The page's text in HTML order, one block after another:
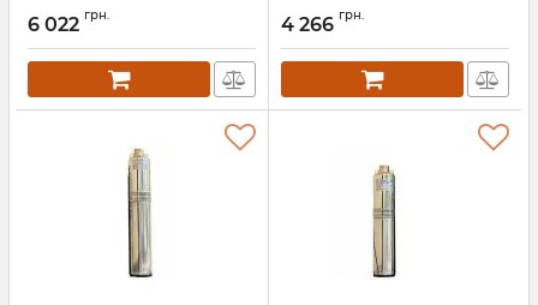
6 022 грн. 4 266 грн.